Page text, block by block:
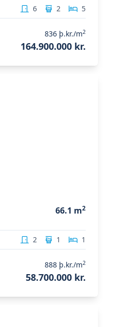
6 2 5
836 þ.kr./m2
164.900.000 kr.
66.1 m2
2 1 1
888 þ.kr./m2
58.700.000 kr.